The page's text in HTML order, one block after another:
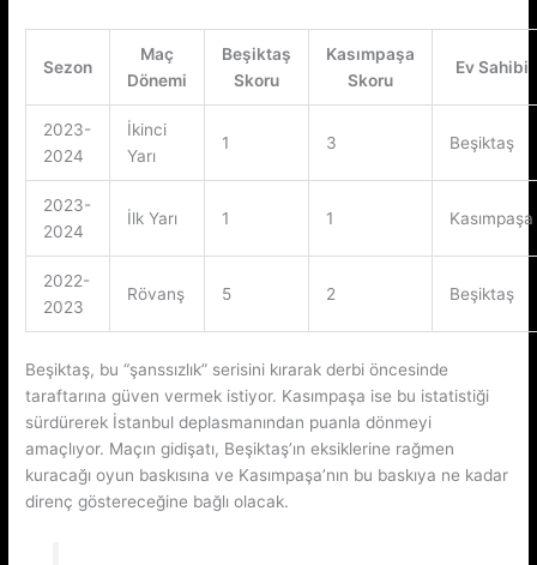
Sezon
Maç
Dönemi
Beşiktaş
Skoru
Kasımpaşa
Skoru
Ev Sahibi
2023-
2024
İkinci
Yarı
1 3 Beşiktaş
2023-
2024
İlk Yarı 1 1 Kasımpaşa
2022-
2023
Rövanş 5 2 Beşiktaş
Beşiktaş, bu “şanssızlık” serisini kırarak derbi öncesinde
taraftarına güven vermek istiyor. Kasımpaşa ise bu istatistiği
sürdürerek İstanbul deplasmanından puanla dönmeyi
amaçlıyor. Maçın gidişatı, Beşiktaş’ın eksiklerine rağmen
kuracağı oyun baskısına ve Kasımpaşa’nın bu baskıya ne kadar
direnç göstereceğine bağlı olacak.